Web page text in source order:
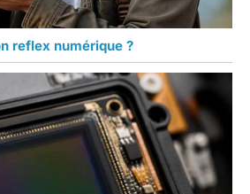
reflex numérique ?